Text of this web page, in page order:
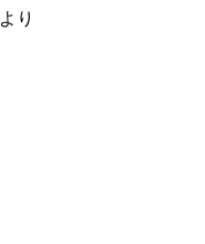
より